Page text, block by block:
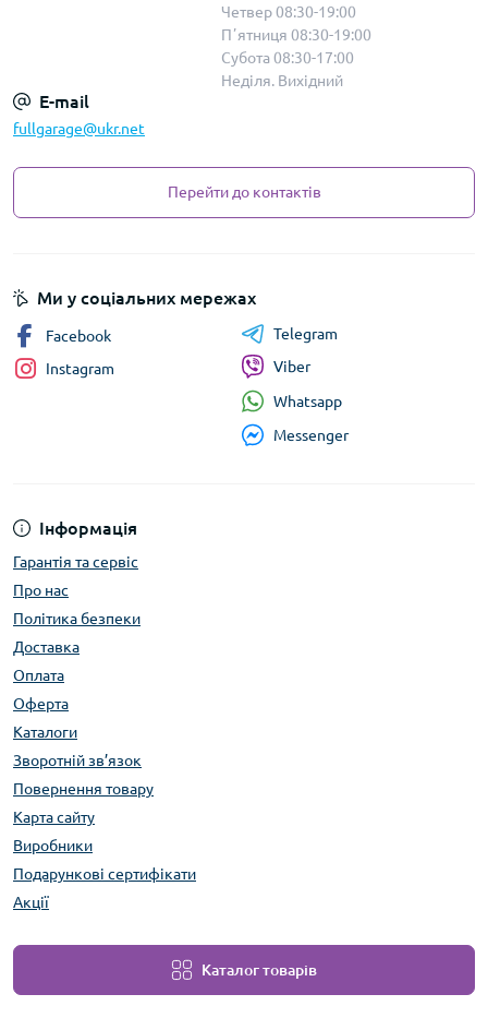
Четвер 08:30-19:00
Пʼятниця 08:30-19:00
Субота 08:30-17:00
Неділя. Вихідний
E-mail
fullgarage@ukr.net
Перейти до контактів
Інформація
Гарантія та сервіс
Про нас
Політика безпеки
Доставка
Оплата
Оферта
Каталоги
Зворотній зв’язок
Повернення товару
Карта сайту
Виробники
Подарункові сертифікати
Акції
Каталог товарів
Ми у соціальних мережах
Facebook
Instagram
Telegram
Viber
Whatsapp
Messenger